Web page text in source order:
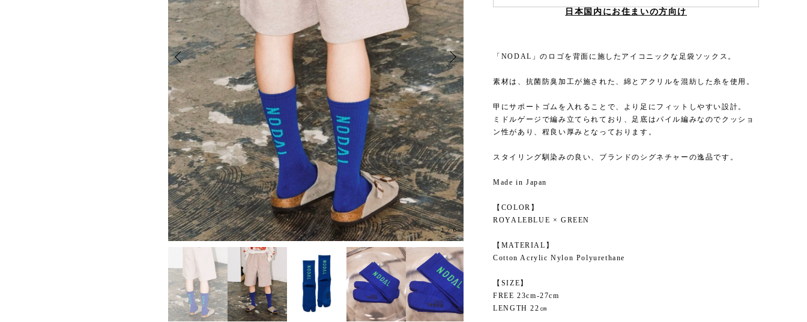
3/6
日本国内にお住まいの方向け
「NODAL」のロゴを背面に施したアイコニックな足袋ソックス。
素材は、抗菌防臭加工が施された、綿とアクリルを混紡した糸を使用。
甲にサポートゴムを入れることで、より足にフィットしやすい設計。
ミドルゲージで編み立てられており、足底はパイル編みなのでクッショ
ン性があり、程良い厚みとなっております。
スタイリング馴染みの良い、ブランドのシグネチャーの逸品です。
Made in Japan
【COLOR】
ROYALEBLUE × GREEN
【MATERIAL】
Cotton Acrylic Nylon Polyurethane
【SIZE】
FREE 23cm-27cm
LENGTH 22㎝